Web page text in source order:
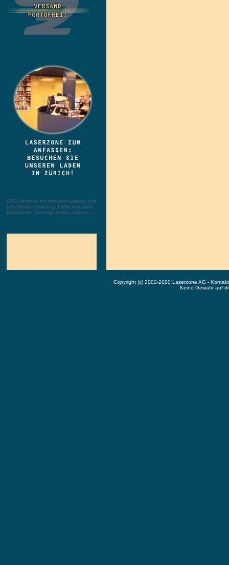
DVD Versand mit riesiger Auswahl und
portofreier Lieferung. Filme aus allen
Bereichen: Comedy, Action, Drama, ...
Copyright (c) 2002-2020 Laserzone AG -
Keine Gewähr auf